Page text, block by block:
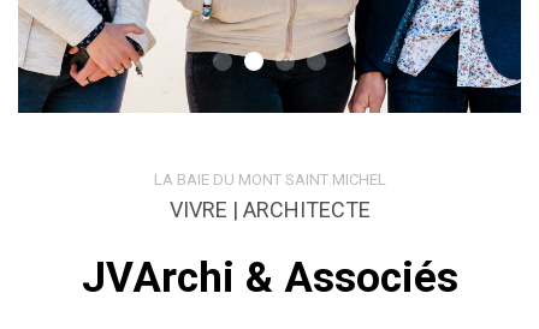
LA BAIE DU MONT SAINT MICHEL
VIVRE | ARCHITECTE
JVArchi & Associés